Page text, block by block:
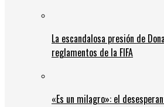
La escandalosa presión de
reglamentos de la FIFA
«Es un milagro»: el